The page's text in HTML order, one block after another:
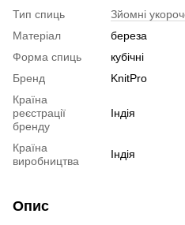
Тип спиць
Зйомні
Матеріал
береза
Форма спиць
кубічні
Бренд
KnitPro
Країна
реєстрації
бренду
Індія
Країна
виробництва
Індія
Опис